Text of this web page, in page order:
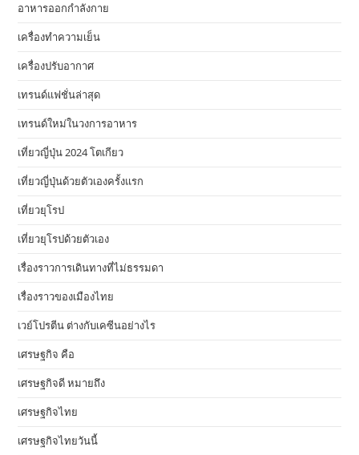
อาหารออกกําลังกาย
เครื่องทำความเย็น
เครื่องปรับอากาศ
เทรนด์แฟชั่นล่าสุด
เทรนด์ใหม่ในวงการอาหาร
เที่ยวญี่ปุ่น 2024 โตเกียว
เที่ยวญี่ปุ่นด้วยตัวเองครั้งแรก
เที่ยวยุโรป
เที่ยวยุโรปด้วยตัวเอง
เรื่องราวการเดินทางที่ไม่ธรรมดา
เรื่องราวของเมืองไทย
เวย์โปรตีน ต่างกับเคซีนอย่างไร
เศรษฐกิจ คือ
เศรษฐกิจดี หมายถึง
เศรษฐกิจไทย
เศรษฐกิจไทยวันนี้